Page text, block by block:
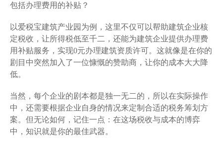
包括办理费用的补贴？
以爱税宝建筑产业园为例，这里不仅可以帮助建筑企业核
定税收，让所得税低至千二，还能为建筑企业提供办理费
用补贴服务，实现0元办理建筑资质许可。这就像是在你的
剧目中突然加入了一位慷慨的赞助商，让你的成本大大降
低。
当然，每个企业的剧本都是独一无二的，所以在实际操作
中，还需要根据企业自身的情况来定制合适的税务筹划方
案。但无论如何，记住一点：在这场税收与成本的博弈
中，知识就是你的最佳武器。